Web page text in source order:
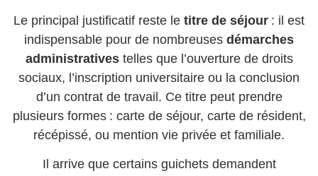
Le principal justificatif reste le titre de séjour : il est
indispensable pour de nombreuses démarches
administrativestelles que l’ouverture de droits
sociaux, l’inscription universitaire ou la conclusion
d’un contrat de travail. Ce titre peut prendre
plusieurs formes : carte de séjour, carte de résident,
récépissé, ou mention vie privée et familiale.
Il arrive que certains guichets demandent